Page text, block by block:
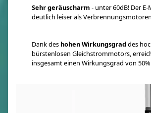
Sehr geräuscharm - unter 60dB! Der
deutlich leiser als
Dank des hohen Wirkungsgraddes
bürstenlosen Gleichstrommotors,
insgesamt einen Wirkungsgrad von